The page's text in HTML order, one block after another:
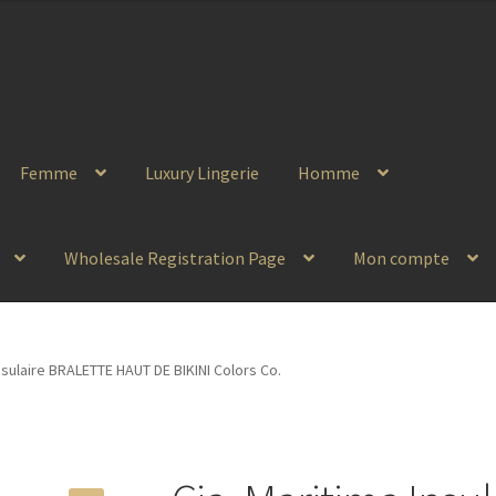
Femme Luxury Lingerie Homme
Wholesale Registration Page Mon compte
BRALETTE HAUT DE BIKINI Colors Co.